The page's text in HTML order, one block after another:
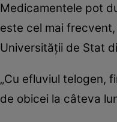
Medicamentele pot
este cel mai
Universității de Stat
„Cu efluviul telogen,
de obicei la câteva